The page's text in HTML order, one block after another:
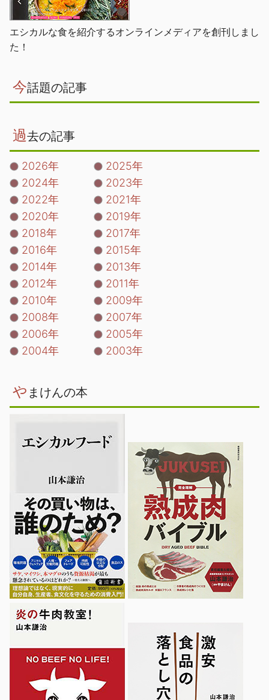
エシカルな食を紹介するオンラインメディアを創刊しまし
た！
今話題の記事
過去の記事
2026年
2025年
2024年
2023年
2022年
2021年
2020年
2019年
2018年
2017年
2016年
2015年
2014年
2013年
2012年
2011年
2010年
2009年
2008年
2007年
2006年
2005年
2004年
2003年
や まけんの本